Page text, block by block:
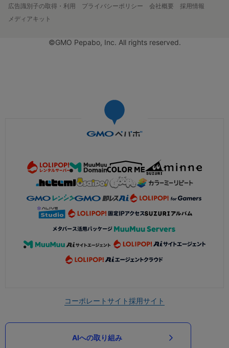
広告識別子の取得・利用
プライバシーポリシー 会社概要
採用情報
メディアキット
©GMO Pepabo, Inc. All rights reserved.
コーポレートサイト採用サイト
AIへの取り組み